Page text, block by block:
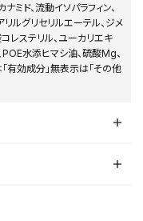
ド、流動イソパラフィン、
ルグリセリルエーテル、ジメ
レステリル、ユーカリエキ
水添ヒマシ油、硫酸Mg、
有効成分」無表示は「その他